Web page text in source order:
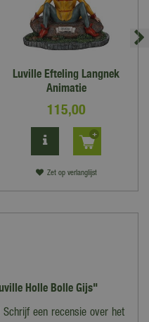
Luville Efteling Langnek
Animatie
115,00
Zet op verlanglijst
Holle Bolle Gijs"
een recensie over het